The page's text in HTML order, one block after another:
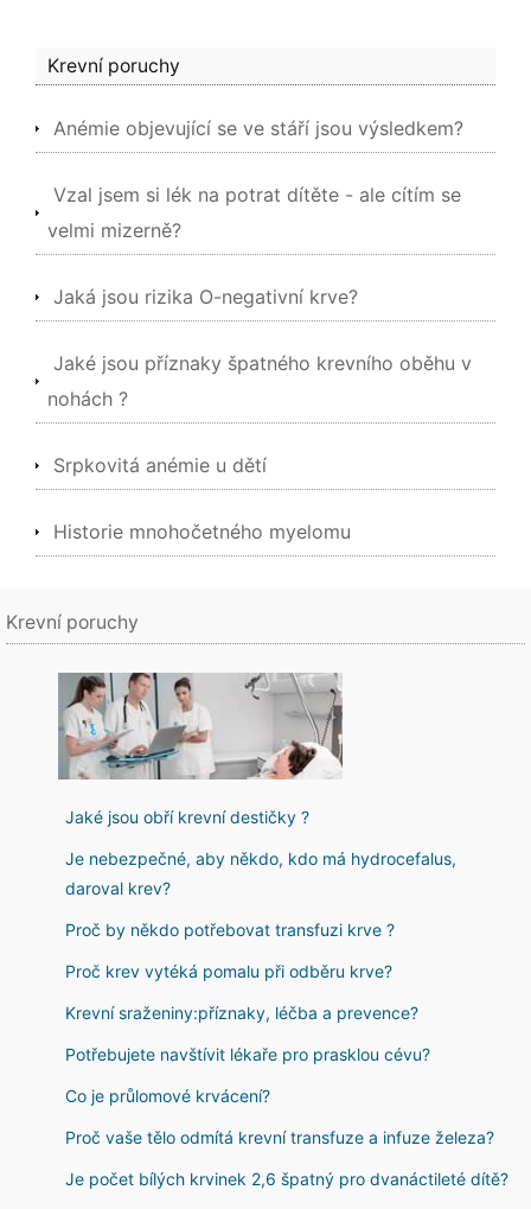
Krevní poruchy
Anémie objevující se ve stáří jsou výsledkem?
Vzal jsem si lék na potrat dítěte - ale cítím se
velmi mizerně?
Jaká jsou rizika O-negativní krve?
Jaké jsou příznaky špatného krevního oběhu v
nohách ?
Srpkovitá anémie u dětí
Historie mnohočetného myelomu
Krevní poruchy
Jaké jsou obří krevní destičky ?
Je nebezpečné, aby někdo, kdo má hydrocefalus,
daroval krev?
Proč by někdo potřebovat transfuzi krve ?
Proč krev vytéká pomalu při odběru krve?
Krevní sraženiny:příznaky, léčba a prevence?
Potřebujete navštívit lékaře pro prasklou cévu?
Co je průlomové krvácení?
Proč vaše tělo odmítá krevní transfuze a infuze železa?
Je počet bílých krvinek 2,6 špatný pro dvanáctileté dítě?